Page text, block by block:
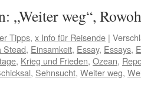
„Weiter weg“,
Tipps, x Info für Reisende |
Stead, Einsamkeit, Essay, Essays,
, Krieg und Frieden, Ozean,
, Sehnsucht, Weiter weg,